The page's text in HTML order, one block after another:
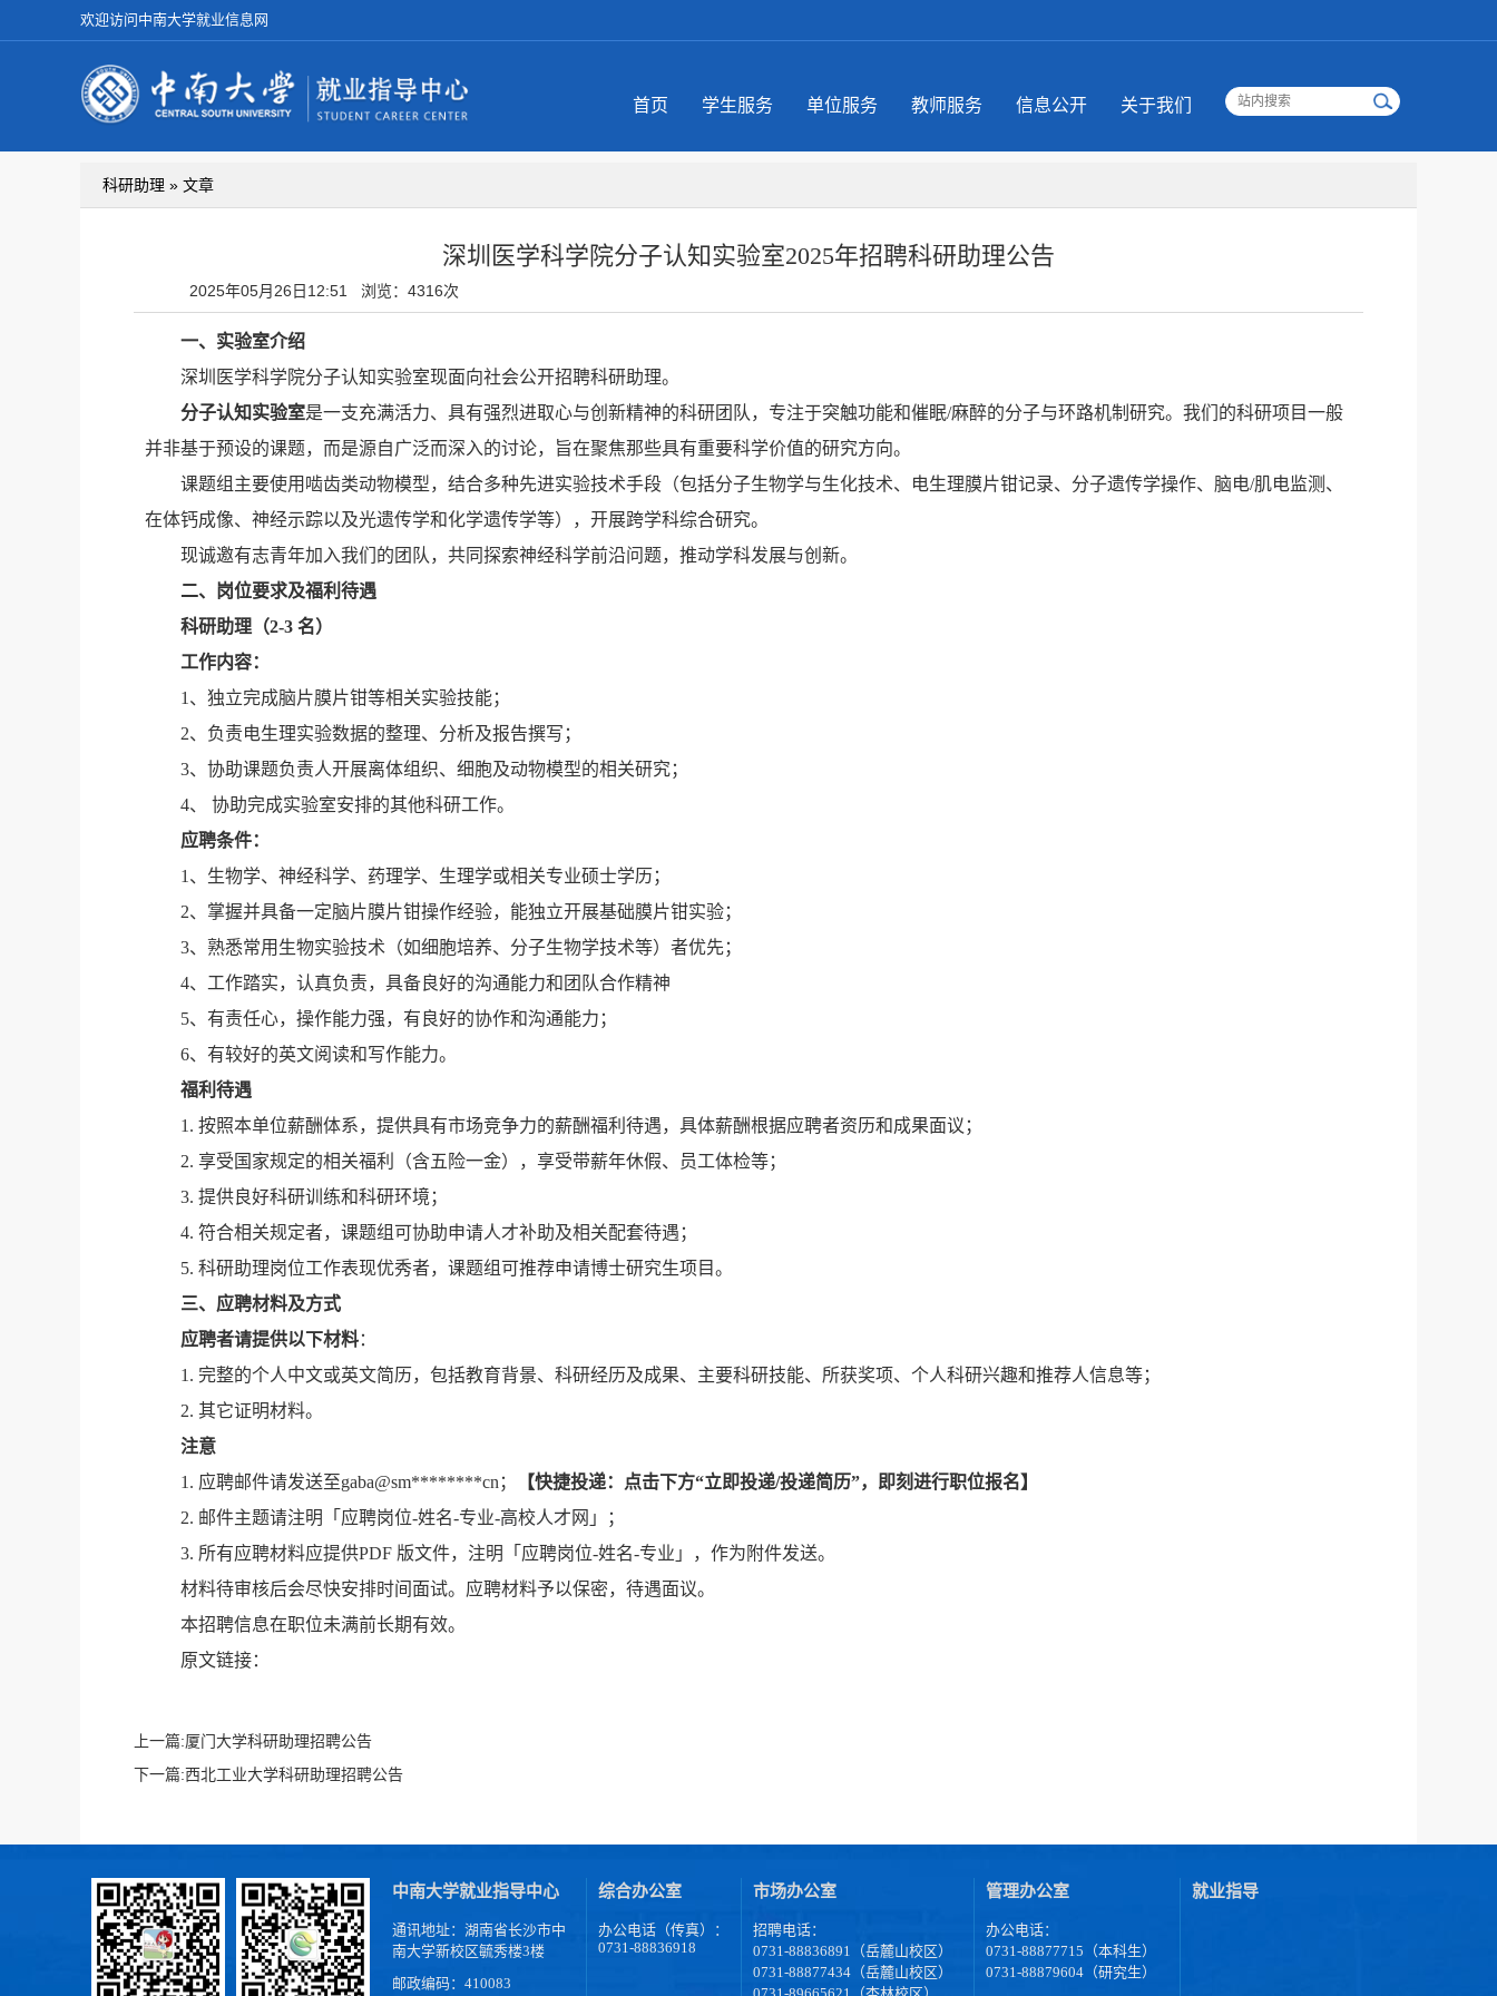
欢迎访问中南大学就业信息网
首页 学生服务 单位服务 教师服务 信息公开 关于我们
科研助理 » 文章
深圳医学科学院分子认知实验室2025年招聘科研助理公告
2025年05月26日12:51 浏览：4316次
一、实验室介绍
深圳医学科学院分子认知实验室现面向社会公开招聘科研助理。
分子认知实验室是一支充满活力、具有强烈进取心与创新精神的科研团队，专注于突触功能和催眠/麻醉的分子与环路机制研究。我们的科研项目一般
并非基于预设的课题，而是源自广泛而深入的讨论，旨在聚焦那些具有重要科学价值的研究方向。
课题组主要使用啮齿类动物模型，结合多种先进实验技术手段（包括分子生物学与生化技术、电生理膜片钳记录、分子遗传学操作、脑电/肌电监测、
在体钙成像、神经示踪以及光遗传学和化学遗传学等），开展跨学科综合研究。
现诚邀有志青年加入我们的团队，共同探索神经科学前沿问题，推动学科发展与创新。
二、岗位要求及福利待遇
科研助理（2-3 名）
工作内容：
1 、独立完成脑片膜片钳等相关实验技能；
2、负责电生理实验数据的整理、分析及报告撰写；
3、协助课题负责人开展离体组织、细胞及动物模型的相关研究；
4、
协助完成实验室安排的其他科研工作。
应聘条件：
1 、生物学、神经科学、药理学、生理学或相关专业硕士学历；
2、掌握并具备一定脑片膜片钳操作经验，能独立开展基础膜片钳实验；
3、熟悉常用生物实验技术（如细胞培养、分子生物学技术等）者优先；
4、工作踏实，认真负责，具备良好的沟通能力和团队合作精神
5、有责任心，操作能力强，有良好的协作和沟通能力；
6、有较好的英文阅读和写作能力。
福利待遇
1. 按照本单位薪酬体系，提供具有市场竞争力的薪酬福利待遇，具体薪酬根据应聘者资历和成果面议；
2. 享受国家规定的相关福利（含五险一金），享受带薪年休假、员工体检等；
3. 提供良好科研训练和科研环境；
4. 符合相关规定者，课题组可协助申请人才补助及相关配套待遇；
5. 科研助理岗位工作表现优秀者，课题组可推荐申请博士研究生项目。
三、应聘材料及方式
应聘者请提供以下材料：
1. 完整的个人中文或英文简历，包括教育背景、科研经历及成果、主要科研技能、所获奖项、个人科研兴趣和推荐人信息等；
2. 其它证明材料。
注意
1. 应聘邮件请发送至gaba@sm********cn ；
【快捷投递：点击下方“立即投递/投递简历”，即刻进行职位报名】
2. 邮件主题请注明「应聘岗位-姓名-专业-高校人才网 」；
3. 所有应聘材料应提供PDF 版文件，注明「应聘岗位-姓名-专业」，作为附件发送。
材料待审核后会尽快安排时间面试。应聘材料予以保密，待遇面议。
本招聘信息在职位未满前长期有效。
原文链接：
上一篇:厦门大学科研助理招聘公告
下一篇:西北工业大学科研助理招聘公告
中南大学就业指导中心
通讯地址：湖南省长沙市中
南大学新校区毓秀楼3楼
邮政编码：410083
综合办公室
办公电话（传真）：
0731-88836918
市场办公室
招聘电话：
0731-88836891（岳麓山校区）
0731-88877434（岳麓山校区）
管理办公室
办公电话：
0731-88877715（本科生）
0731-88879604（研究生）
就业指导